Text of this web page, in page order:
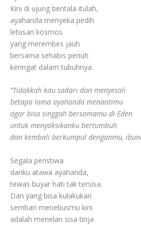
Kini di ujung bentala itulah,
ayahanda menyeka pedih
letusan kosmos
yang merembes jauh
bersama sehabis penuh
keringat dalam tubuhnya.
“Tidakkah kau sadari dan menyesali
betapa lama ayahanda menantimu
agar bisa singgah bersamamu di Eden
untuk menyaksikanku bertumbuh
dan kembali berkumpul denganmu,
Segala peristiwa
dariku atawa ayahanda,
tewas buyar hati tak tersisa.
Dan yang bisa kulakukan
sembari menebusmu kini
adalah menelan sisa tinja